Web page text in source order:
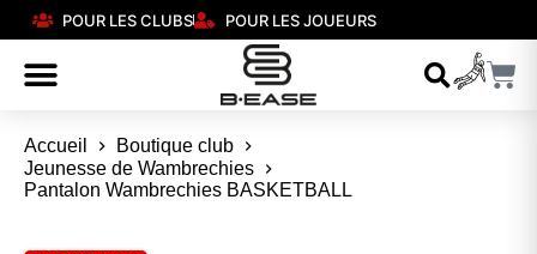
POUR LES CLUBS POUR LES JOUEURS
Accueil
Boutique club
Jeunesse de Wambrechies
Pantalon Wambrechies BASKETBALL